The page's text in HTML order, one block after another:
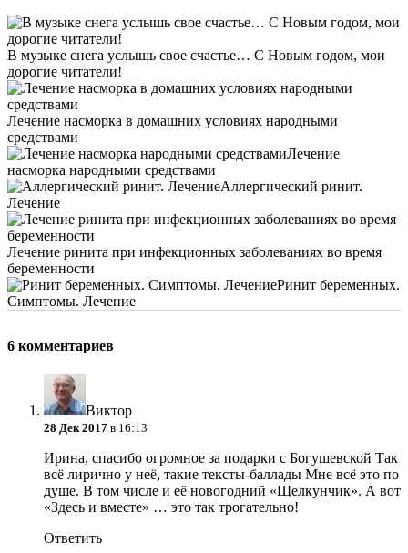
В музыке снега услышь свое счастье… С Новым годом, мои
дорогие читатели!
Лечение насморка в домашних условиях народными
средствами
Лечение
насморка народными средствами
Аллергический ринит.
Лечение
Лечение ринита при инфекционных заболеваниях во время
беременности
Ринит беременных.
Симптомы. Лечение
6 комментариев
Виктор
28 Дек 2017 в 16:13
Ирина, спасибо огромное за подарки с Богушевской Так
всё лирично у неё, такие тексты-баллады Мне всё это по
душе. В том числе и её новогодний «Щелкунчик». А вот
«Здесь и вместе» … это так трогательно!
Ответить